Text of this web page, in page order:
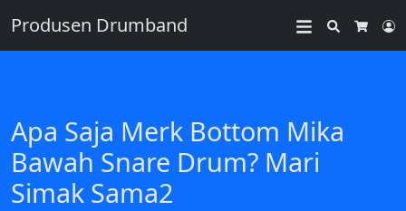
Produsen Drumband
Search
Apa Saja Merk Bottom Mika
Bawah Snare Drum? Mari
Simak Sama2